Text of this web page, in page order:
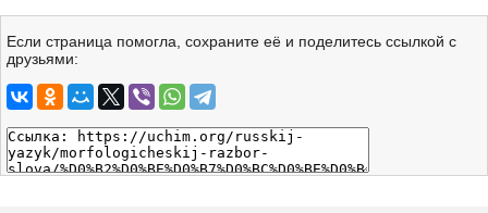
Если страница помогла, сохраните её и поделитесь ссылкой с
друзьями: